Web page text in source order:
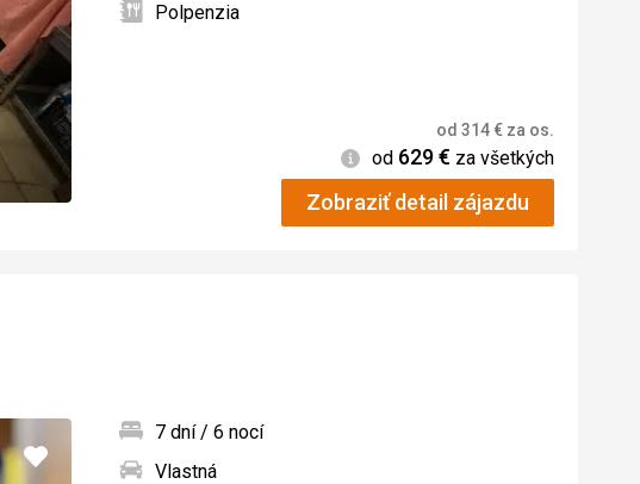
Polpenzia
od 314€ za os.
Informácie
od 629€ za všetkých
Zobraziť detail zájazdu
Pridať
7 dní / 6 nocí
Vlastná